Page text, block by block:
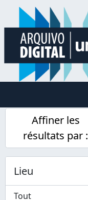
Skip to main content
Affiner les
résultats par :
Lieu
Tout